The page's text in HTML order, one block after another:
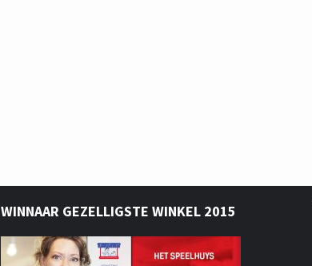
WINNAAR GEZELLIGSTE WINKEL 2015